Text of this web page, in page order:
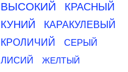
ВЫСОКИЙ
КРАСНЫЙ
КУНИЙ
КАРАКУЛЕВЫЙ
КРОЛИЧИЙ
СЕРЫЙ
ЛИСИЙ
ЖЕЛТЫЙ